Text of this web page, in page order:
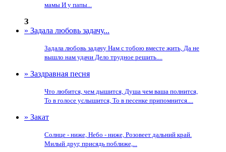
мамы И у папы...
З
» Задала любовь задачу...
Задала любовь задачу Нам с тобою вместе жить, Да не
вышло нам удачи Дело трудное решить....
» Заздравная песня
Что любится, чем дышится, Душа чем ваша полнится,
То в голосе услышится, То в песенке припомнится....
» Закат
Солнце - ниже, Небо - ниже, Розовеет дальний край.
Милый друг, присядь поближе,...